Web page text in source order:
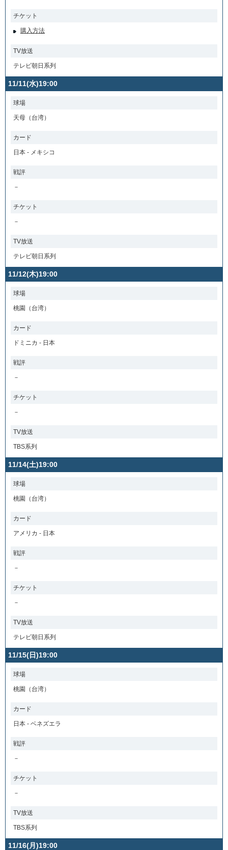
チケット
購入方法
TV放送
テレビ朝日系列
11/11(水)19:00
球場
天母（台湾）
カード
日本 - メキシコ
戦評
－
チケット
－
TV放送
テレビ朝日系列
11/12(木)19:00
球場
桃園（台湾）
カード
ドミニカ - 日本
戦評
－
チケット
－
TV放送
TBS系列
11/14(土)19:00
球場
桃園（台湾）
カード
アメリカ - 日本
戦評
－
チケット
－
TV放送
テレビ朝日系列
11/15(日)19:00
球場
桃園（台湾）
カード
日本 - ベネズエラ
戦評
－
チケット
－
TV放送
TBS系列
11/16(月)19:00